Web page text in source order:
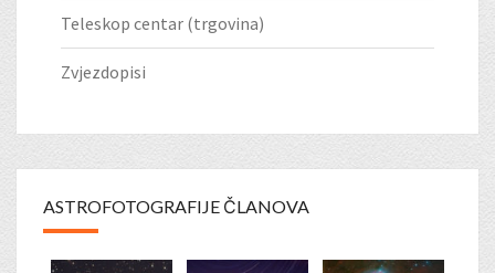
Teleskop centar (trgovina)
Zvjezdopisi
ASTROFOTOGRAFIJE ČLANOVA